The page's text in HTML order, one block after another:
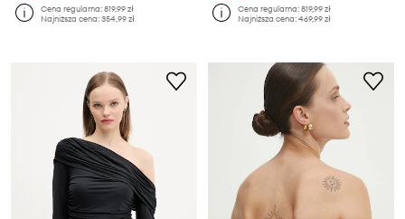
Cena regularna:819,99 zł
Najniższa cena:354,99 zł
Cena regularna:819,99 zł
Najniższa cena:469,99 zł